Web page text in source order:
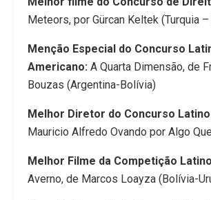
Meteors, por Gürcan Keltek (Turquia
Menção Especial do Concurso
Americano: A Quarta Dimensão, de
Bouzas (Argentina-Bolívia)
Melhor Diretor do Concurso
Mauricio Alfredo Ovando por Algo
Melhor Filme da Competição
Averno, de Marcos Loayza (Bolívia-